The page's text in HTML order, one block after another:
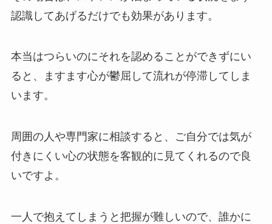
認識してあげるだけでも効果があります。
本当はつらいのにそれを認めることができずにい
ると、ますます心が鬱屈して流れが停滞してしま
います。
周囲の人や専門家に相談すると、ご自分では気が
付きにくい心の状態を客観的に見てくれるので良
いですよ。
一人で抱えてしまうと把握が難しいので、誰かに